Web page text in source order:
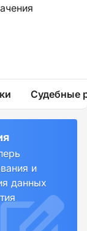
Судебные
и
данных